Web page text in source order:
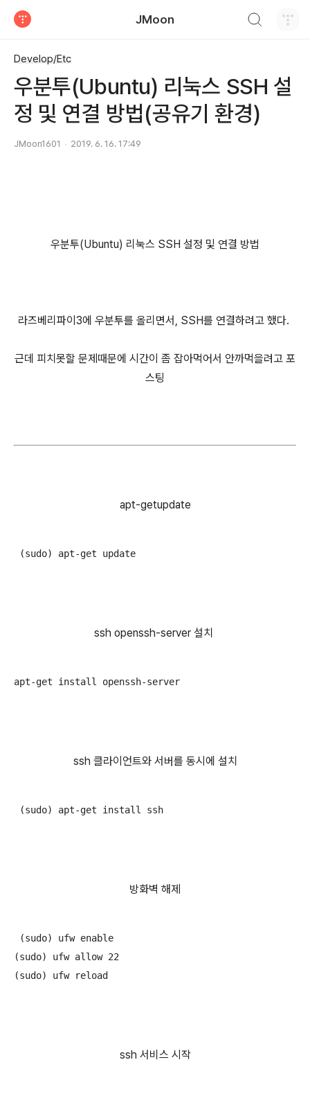
JMoon
Develop/Etc
우분투(Ubuntu) 리눅스 SSH 설
정 및 연결 방법(공유기 환경)
JMoon1601 2019. 6. 16. 17:49
우분투(Ubuntu) 리눅스 SSH 설정 및 연결 방법
라즈베리파이3에 우분투를 올리면서, SSH를 연결하려고 했다.
근데 피치못할 문제때문에 시간이 좀 잡아먹어서 안까먹을려고 포
스팅
apt-getupdate
ssh openssh-server 설치
ssh 클라이언트와 서버를 동시에 설치
방화벽 해제
(sudo) ufw enable
(sudo) ufw allow 22
ssh 서비스 시작